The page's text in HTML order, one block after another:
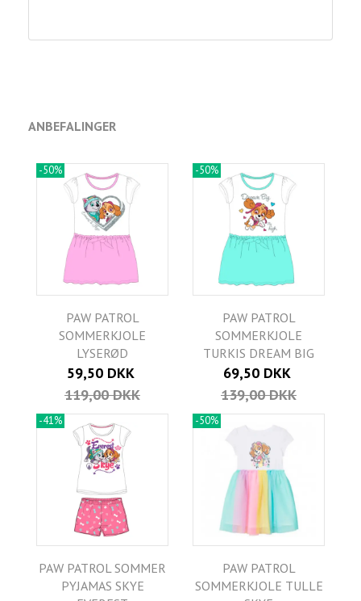
ANBEFALINGER
-50%
PAW PATROL
SOMMERKJOLE
LYSERØD
59,50 DKK
119,00 DKK
-50%
PAW PATROL
SOMMERKJOLE
TURKIS DREAM BIG
69,50 DKK
139,00 DKK
-41%
PAW PATROL SOMMER
PYJAMAS SKYE
-50%
PAW PATROL
SOMMERKJOLE TULLE